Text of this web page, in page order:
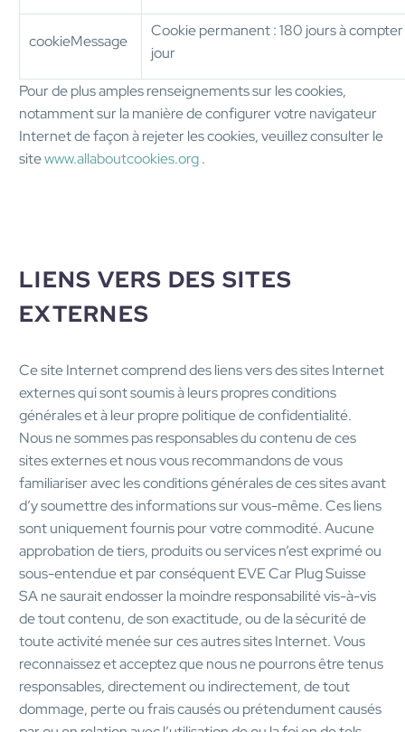
cookieMessage
Cookie permanent : 180 jours à
jour
Pour de plus amples renseignements sur les cookies,
notamment sur la manière de configurer votre navigateur
Internet de façon à rejeter les cookies, veuillez consulter le
sitewww.allaboutcookies.org.
LIENS VERS DES SITES
EXTERNES
Ce site Internet comprend des liens vers des sites Internet
externes qui sont soumis à leurs propres conditions
générales et à leur propre politique de confidentialité.
Nous ne sommes pas responsables du contenu de ces
sites externes et nous vous recommandons de vous
familiariser avec les conditions générales de ces sites avant
d’y soumettre des informations sur vous-même. Ces liens
sont uniquement fournis pour votre commodité. Aucune
approbation de tiers, produits ou services n’est exprimé ou
sous-entendue et par conséquent EVE Car Plug Suisse
SA ne saurait endosser la moindre responsabilité vis-à-vis
de tout contenu, de son exactitude, ou de la sécurité de
toute activité menée sur ces autres sites Internet. Vous
reconnaissez et acceptez que nous ne pourrons être tenus
responsables, directement ou indirectement, de tout
dommage, perte ou frais causés ou prétendument causés